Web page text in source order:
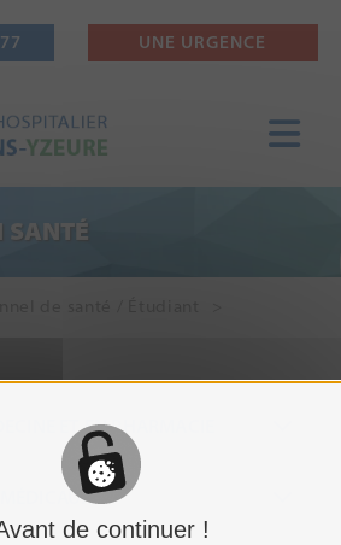
UNE URGENCE
SANTÉ
ET EN PHARMACIE
de continuer !